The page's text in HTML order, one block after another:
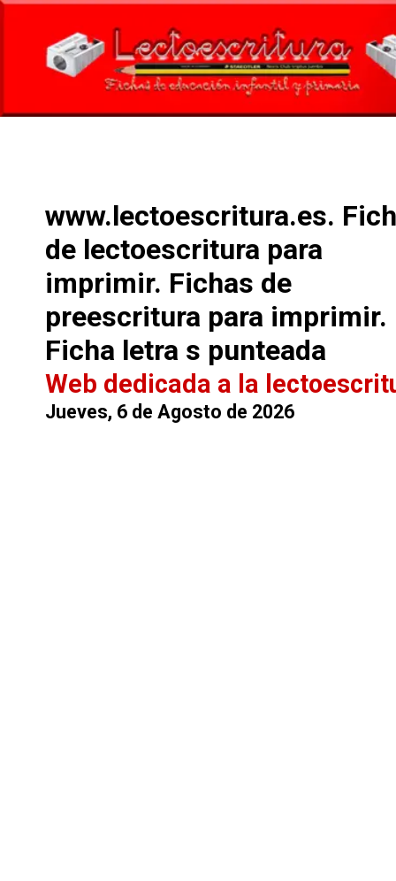
www.lectoescritura.es.
de lectoescritura para
imprimir. Fichas de
preescritura para imprimir.
Ficha letra s punteada
Web dedicada a la
Jueves, 6 de Agosto de 2026